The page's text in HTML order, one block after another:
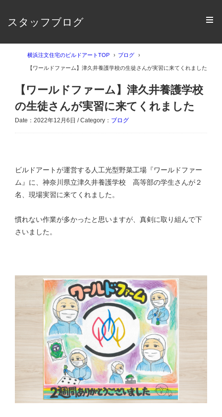
スタッフブログ
横浜注文住宅のビルドアートTOP ブログ
【ワールドファーム】津久井養護学校の生徒さんが実習に来てくれました
【ワールドファーム】津久井養護学校
の生徒さんが実習に来てくれました
Date：2022年12月6日 / Category： ブログ
ビルドアートが運営する人工光型野菜工場『ワールドファー
ム』に、神奈川県立津久井養護学校 高等部の学生さんが２
名、現場実習に来てくれました。
慣れない作業が多かったと思いますが、真剣に取り組んで下
さいました。